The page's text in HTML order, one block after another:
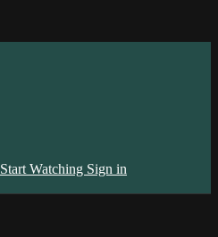
Start Watching Sign in